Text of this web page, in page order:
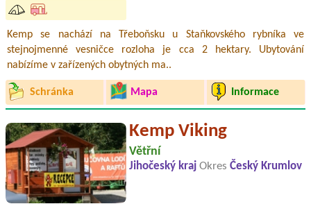
Kemp se nachází na Třeboňsku u Staňkovského rybníka ve
stejnojmenné vesničce rozloha je cca 2 hektary. Ubytování
nabízíme v zařízených obytných ma..
Schránka Mapa Informace
Kemp Viking
Větřní
Jihočeský kraj Okres Český Krumlov